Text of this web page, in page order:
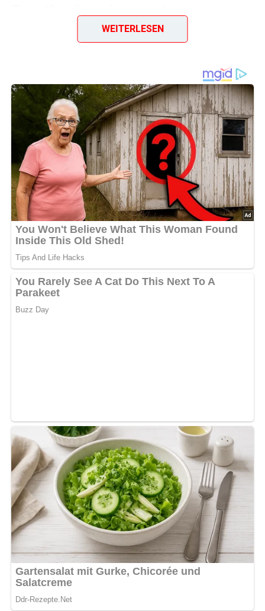
Broilerkeulen mit
Senfkruste
mit
goldbraunerSenfkrustedurch die Küche zieht, weiß man:
Jetzt wird es richtig deftig! Die zarten Hähnchenkeulen
werden erst kräftig mitSalzundPfeffereingerieben und
dann im heißen Öl angebraten, bis sie rundum schön
gebräunt sind. Anschließend erhalten sie eine
aromatische Kruste ausSenf,Knoblauch,Thymianund
geriebener Semmel. Im Ofen oder Grill gart das Fleisch
weiter, während die Kruste langsam knusprig wird und alle
Aromen miteinander verschmelzen. Besonders gut passt
dazu ein frischerKartoffelsalatoder ein würzigesLetscho
– so wird aus einfachen Zutaten ein echtes Festmahl, das
WEITERLESEN